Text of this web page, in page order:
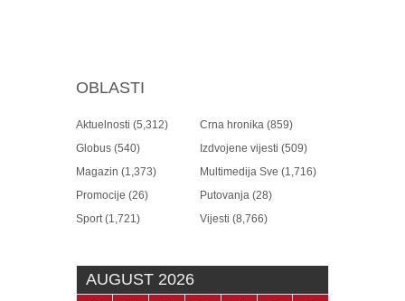
OBLASTI
Aktuelnosti (5,312) Crna hronika (859)
Globus (540) Izdvojene vijesti (509)
Magazin (1,373) Multimedija Sve (1,716)
Promocije (26) Putovanja (28)
Sport(1,721) Vijesti (8,766)
AUGUST 2026